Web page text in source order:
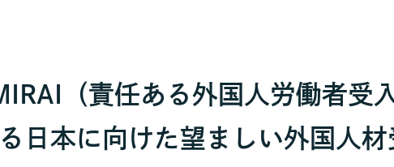
（責任ある外国人労働者受
日本に向けた望ましい外国人